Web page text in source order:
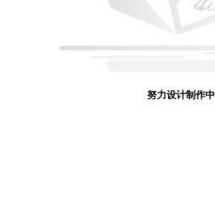
努力设计制作中